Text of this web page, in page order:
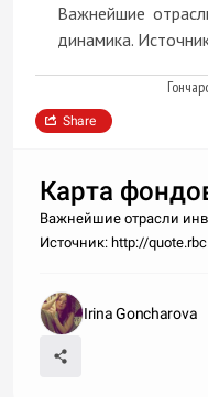
Важнейшие
динамика.
Share
Карта
Важнейшие отрасли
Источник: http://
Irina Goncharova